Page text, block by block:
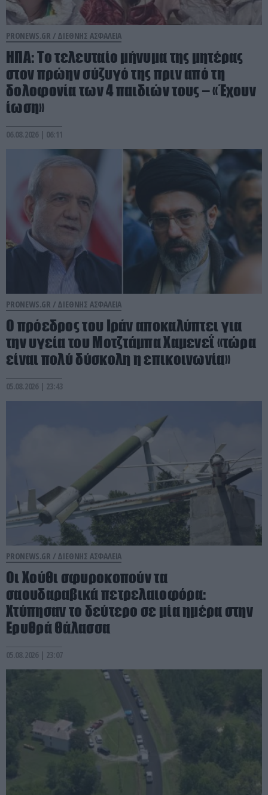
PRONEWS.GR / ΔΙΕΘΝΗΣ ΑΣΦΑΛΕΙΑ
ΗΠΑ: Το τελευταίο μήνυμα της μητέρας
στον πρώην σύζυγό της πριν από τη
δολοφονία των 4 παιδιών τους – «Έχουν
ίωση»
06.08.2026 | 06:11
PRONEWS.GR / ΔΙΕΘΝΗΣ ΑΣΦΑΛΕΙΑ
Ο πρόεδρος του Ιράν αποκαλύπτει για
την υγεία του Μοτζτάμπα Χαμενεΐ «τώρα
είναι πολύ δύσκολη η επικοινωνία»
05.08.2026 | 23:43
PRONEWS.GR / ΔΙΕΘΝΗΣ ΑΣΦΑΛΕΙΑ
Οι Χούθι σφυροκοπούν τα
σαουδαραβικά πετρελαιοφόρα:
Χτύπησαν το δεύτερο σε μία ημέρα στην
Ερυθρά Θάλασσα
05.08.2026 | 23:07